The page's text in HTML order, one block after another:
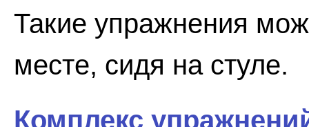
Такие упражнения
месте, сидя на стуле.
Комплекс